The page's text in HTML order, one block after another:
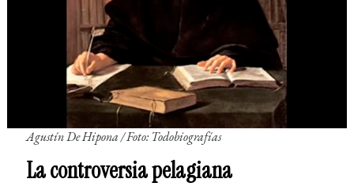
Agustín De Hipona /Foto: Todobiografías
La controversia pelagiana